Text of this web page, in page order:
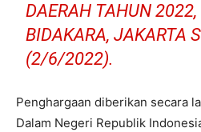
DAERAH TAHUN 2022,
BIDAKARA, JAKARTA
(2/6/2022).
Penghargaan diberikan secara
Dalam Negeri Republik